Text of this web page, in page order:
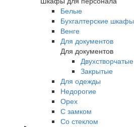
Белые
Бухгалтерские шкафы
Венге
Для документов
Для документов
Двухстворчатые
Закрытые
Для одежды
Недорогие
Орех
С замком
Со стеклом